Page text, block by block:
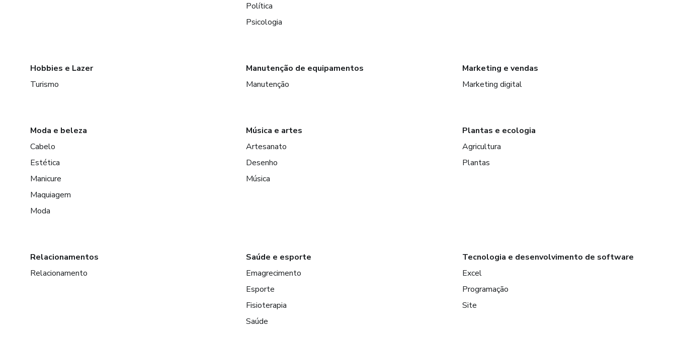
Política
Psicologia
Hobbies e Lazer
Turismo
Manutenção de equipamentos
Manutenção
Marketing e vendas
Marketing digital
Moda e beleza
Cabelo
Estética
Manicure
Maquiagem
Moda
Música e artes
Artesanato
Desenho
Música
Plantas e ecologia
Agricultura
Plantas
Relacionamentos
Relacionamento
Saúde e esporte
Emagrecimento
Esporte
Fisioterapia
Saúde
Tecnologia e desenvolvimento de software
Excel
Programação
Site